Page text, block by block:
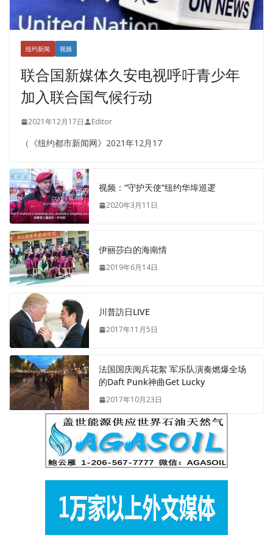
纽约新闻 视频
联合国新媒体久安电视呼吁青少年
加入联合国气候行动
2021年12月17日 Editor
（《纽约都市新闻网》2021年12月17
视频：“守护天使”纽约华埠巡逻
2020年3月11日
伊丽莎白的海南情
2019年6月14日
川普訪日LIVE
2017年11月5日
法国国庆阅兵花絮 军乐队演奏燃爆全场
的Daft Punk神曲Get Lucky
2017年10月23日